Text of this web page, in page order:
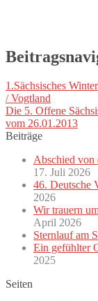
1.Sächsisches
/ Vogtland
Die 5. Offene
vom 26.01.2013
Beiträge
Abschied von
17. Juli 2026
46. Deutsche
2026
Wir trauern
April 2026
Sternlauf am
Ein gefühlter
2025
Seiten